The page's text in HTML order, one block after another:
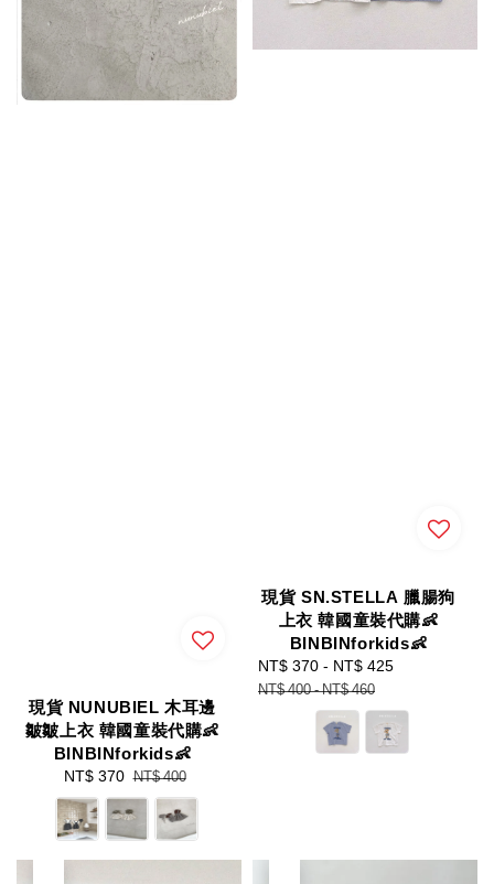
現貨 NUNUBIEL 木耳邊
皺皺上衣 韓國童裝代購👶
BINBINforkids👶
Sale
price
NT$ 370 Regular
price
NT$ 400
現貨 SN.STELLA 臘腸狗
上衣 韓國童裝代購👶
BINBINforkids👶
Sale
price
NT$ 370 - NT$ 425
NT$ 400-NT$ 460